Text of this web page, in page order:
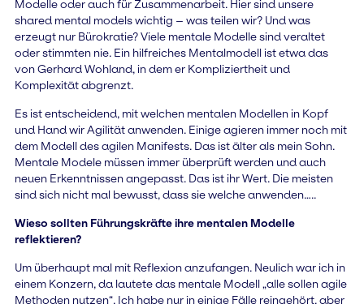
Modelle oder auch für Zusammenarbeit. Hier sind unsere
shared mental models wichtig – was teilen wir? Und was
erzeugt nur Bürokratie? Viele mentale Modelle sind veraltet
oder stimmten nie. Ein hilfreiches Mentalmodell ist etwa das
von Gerhard Wohland, in dem er Kompliziertheit und
Komplexität abgrenzt.
Es ist entscheidend, mit welchen mentalen Modellen in Kopf
und Hand wir Agilität anwenden. Einige agieren immer noch mit
dem Modell des agilen Manifests. Das ist älter als mein Sohn.
Mentale Modele müssen immer überprüft werden und auch
neuen Erkenntnissen angepasst. Das ist ihr Wert. Die meisten
sind sich nicht mal bewusst, dass sie welche anwenden…..
Wieso sollten Führungskräfte ihre mentalen Modelle
reflektieren?
Um überhaupt mal mit Reflexion anzufangen. Neulich war ich in
einem Konzern, da lautete das mentale Modell „alle sollen agile
Methoden nutzen“. Ich habe nur in einige Fälle reingehört, aber